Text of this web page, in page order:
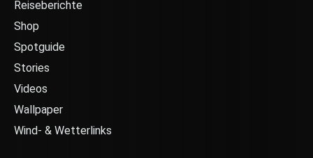
Reiseberichte
Shop
Spotguide
Stories
Videos
Wallpaper
Wind- & Wetterlinks